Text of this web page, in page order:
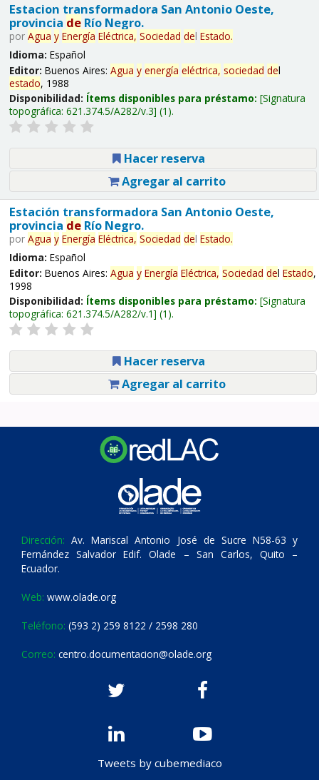
Estacion transformadora San Antonio Oeste,
provincia deRío Negro.
por Agua y Energía Eléctrica, Sociedad del Estado.
Idioma: Español
Editor: Buenos Aires: Agua y energía eléctrica, sociedad del
estado, 1988
Disponibilidad: Ítems disponibles para préstamo: Signatura
topográfica: 621.374.5/A282/v.3 (1).
Hacer reserva
Agregar al carrito
Estación transformadora San Antonio Oeste,
provincia deRío Negro.
por Agua y Energía Eléctrica, Sociedad del Estado.
Idioma: Español
Editor: Buenos Aires: Agua y Energía Eléctrica, Sociedad del Estado,
1998
Disponibilidad: Ítems disponibles para préstamo: Signatura
topográfica: 621.374.5/A282/v.1 (1).
Hacer reserva
Agregar al carrito
Dirección: Av. Mariscal Antonio José de Sucre N58-63 y
Fernández Salvador Edif. Olade – San Carlos, Quito –
Ecuador.
Web: www.olade.org
Teléfono: (593 2) 259 8122 / 2598 280
Correo: centro.documentacion@olade.org
Tweets by cubemediaco